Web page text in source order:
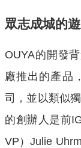
眾志成城的
OUYA的開發
廠推出的產品
司，並以類似
的創辦人是前
VP）Julie